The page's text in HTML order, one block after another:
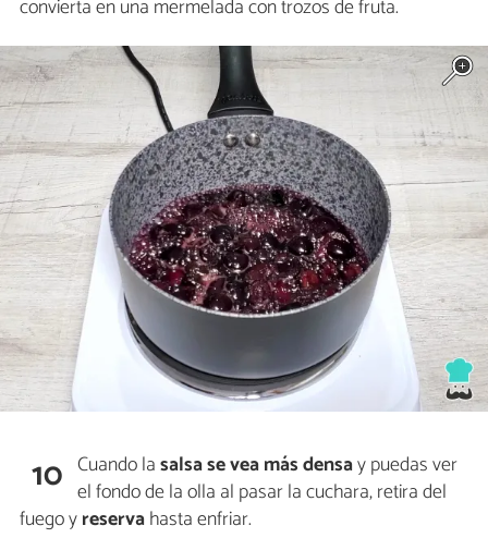
convierta en una mermelada con trozos de fruta.
10 Cuando lasalsa se veamás densay puedas ver
el fondo de la olla al pasar la cuchara, retira del
fuego yreservahasta enfriar.